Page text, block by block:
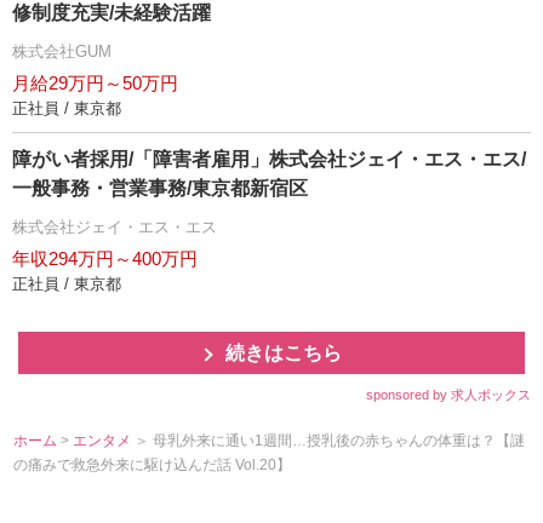
修制度充実/未経験活躍
株式会社GUM
月給29万円～50万円
正社員 / 東京都
障がい者採用/「障害者雇用」株式会社ジェイ・エス・エス/
一般事務・営業事務/東京都新宿区
株式会社ジェイ・エス・エス
年収294万円～400万円
正社員 / 東京都
続きはこちら
sponsored by 求人ボックス
ホーム > エンタメ ＞ 母乳外来に通い1週間…授乳後の赤ちゃんの体重は？【謎
の痛みで救急外来に駆け込んだ話 Vol.20】